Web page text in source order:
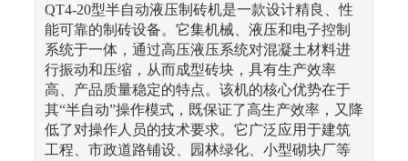
QT4-20型半自动液压制砖机是一款设计精良、性
能可靠的制砖设备。它集机械、液压和电子控制
系统于一体，通过高压液压系统对混凝土材料进
行振动和压缩，从而成型砖块，具有生产效率
高、产品质量稳定的特点。该机的核心优势在于
其“半自动”操作模式，既保证了高生产效率，又降
低了对操作人员的技术要求。它广泛应用于建筑
工程、市政道路铺设、园林绿化、小型砌块厂等